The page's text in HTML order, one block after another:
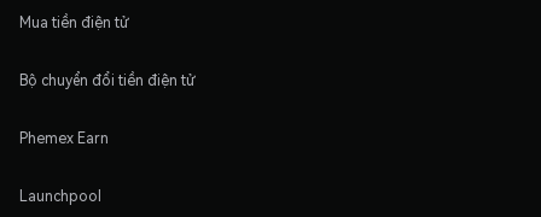
Mua tiền điện tử
Bộ chuyển đổi tiền điện tử
Phemex Earn
Launchpool